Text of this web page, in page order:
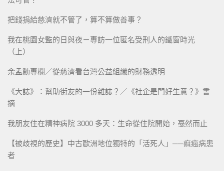
把錢捐給慈濟就不管了，算不算做善事？
我在桃園女監的日與夜－專訪一位匿名受刑人的鐵窗時光
（上）
余孟勳專欄／從慈濟看台灣公益組織的財務透明
《大誌》：幫助街友的一份雜誌？／《社企是門好生意？》書
摘
我朋友住在精神病院 3000 多天：生命從住院開始，戞然而止
【被歧視的歷史】中古歐洲地位獨特的「活死人」──痲瘋病患
者